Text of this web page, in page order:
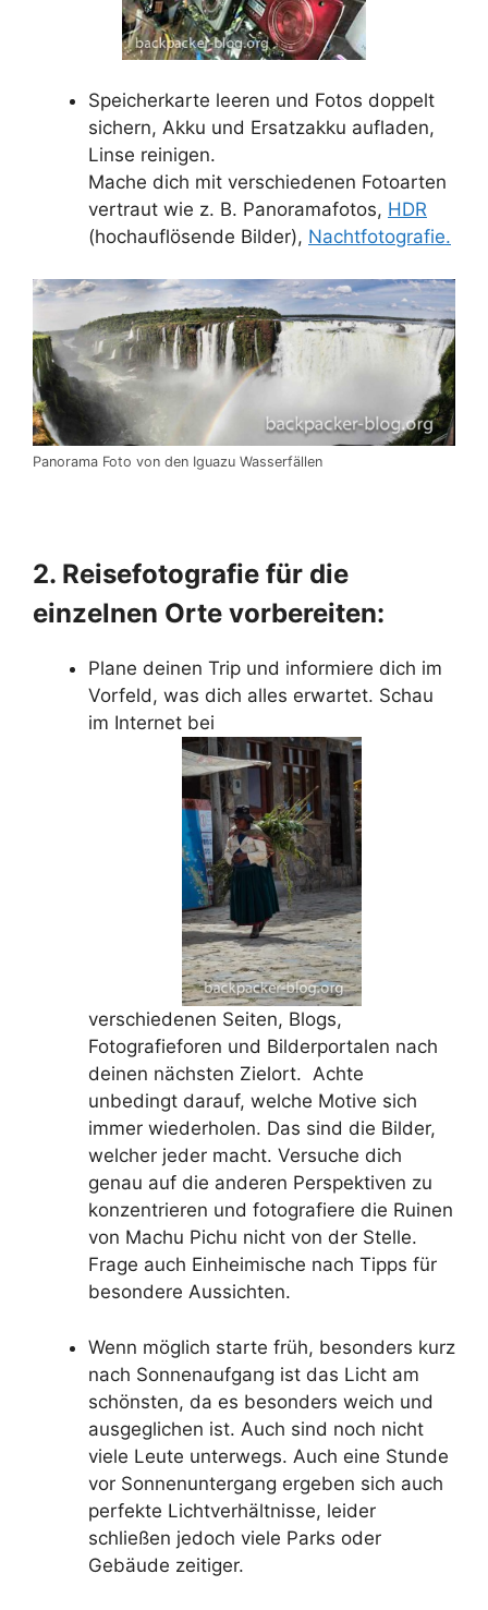
Speicherkarte leeren und Fotos doppelt
sichern, Akku und Ersatzakku aufladen,
Linse reinigen.
Mache dich mit verschiedenen Fotoarten
vertraut wie z. B. Panoramafotos, HDR
(hochauflösende Bilder), Nachtfotografie.
Panorama Foto von den Iguazu Wasserfällen
2. Reisefotografie für die
einzelnen Orte vorbereiten:
Plane deinen Trip und informiere dich im
Vorfeld, was dich alles erwartet. Schau
im Internet bei
verschiedenen Seiten, Blogs,
Fotografieforen und Bilderportalen nach
deinen nächsten Zielort. Achte
unbedingt darauf, welche Motive sich
immer wiederholen. Das sind die Bilder,
welcher jeder macht. Versuche dich
genau auf die anderen Perspektiven zu
konzentrieren und fotografiere die Ruinen
von Machu Pichu nicht von der Stelle.
Frage auch Einheimische nach Tipps für
besondere Aussichten.
Wenn möglich starte früh, besonders kurz
nach Sonnenaufgang ist das Licht am
schönsten, da es besonders weich und
ausgeglichen ist. Auch sind noch nicht
viele Leute unterwegs. Auch eine Stunde
vor Sonnenuntergang ergeben sich auch
perfekte Lichtverhältnisse, leider
schließen jedoch viele Parks oder
Gebäude zeitiger.